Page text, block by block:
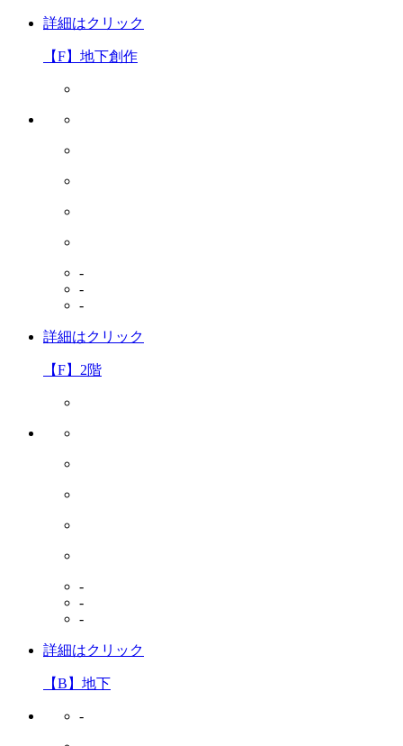
詳細はクリック
【F】地下創作
-
-
-
詳細はクリック
【F】2階
-
-
-
詳細はクリック
【B】地下
-